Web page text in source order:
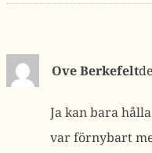
Ove Berkefelt
Ja kan bara
var förnybart